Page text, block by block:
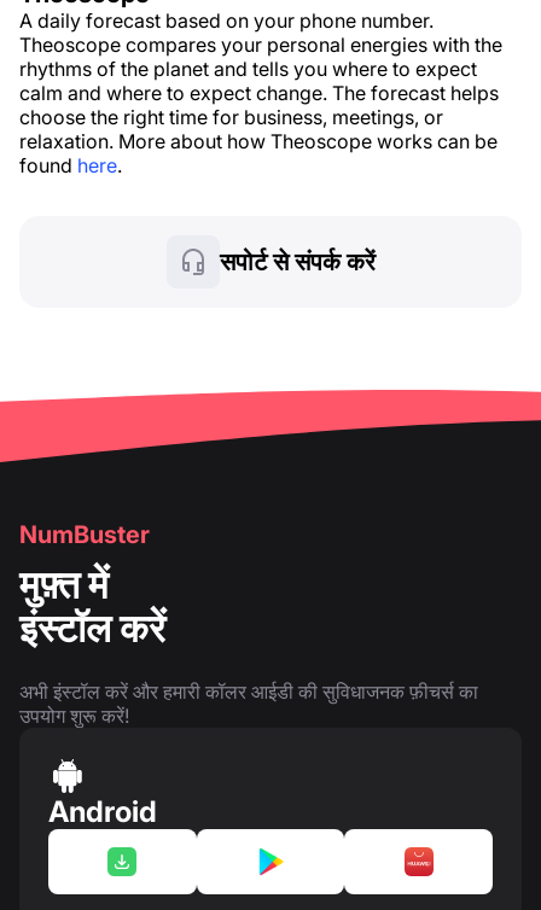
A daily forecast based on your phone number.
Theoscope compares your personal energies with the
rhythms of the planet and tells you where to expect
calm and where to expect change. The forecast helps
choose the right time for business, meetings, or
relaxation. More about how Theoscope works can be
found here.
सपोर्ट से संपर्क करें
NumBuster
मुफ़्त में
इंस्टॉल करें
अभी इंस्टॉल करें और हमारी कॉलर आईडी की सुविधाजनक फ़ीचर्स का
उपयोग शुरू करें!
Android